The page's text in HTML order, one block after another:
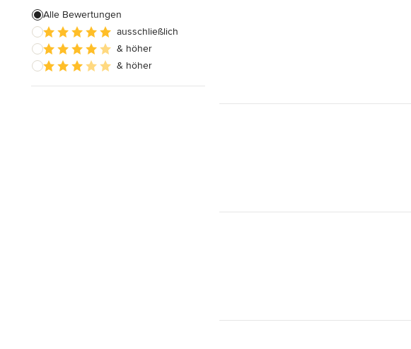
Alle Bewertungen
ausschließlich
& höher
& höher